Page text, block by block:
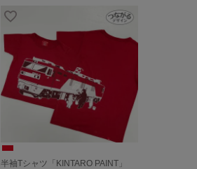
半袖Tシャツ「KINTARO PAINT」